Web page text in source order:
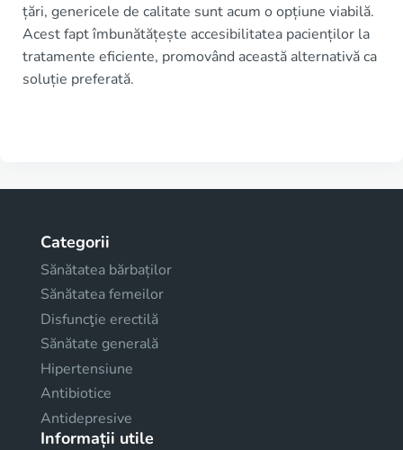
țări, genericele de calitate sunt acum o opțiune viabilă.
Acest fapt îmbunătățește accesibilitatea pacienților la
tratamente eficiente, promovând această alternativă ca
soluție preferată.
Categorii
Sănătatea bărbaților
Sănătatea femeilor
Disfuncţie erectilă
Sănătate generală
Hipertensiune
Antibiotice
Antidepresive
Informații utile